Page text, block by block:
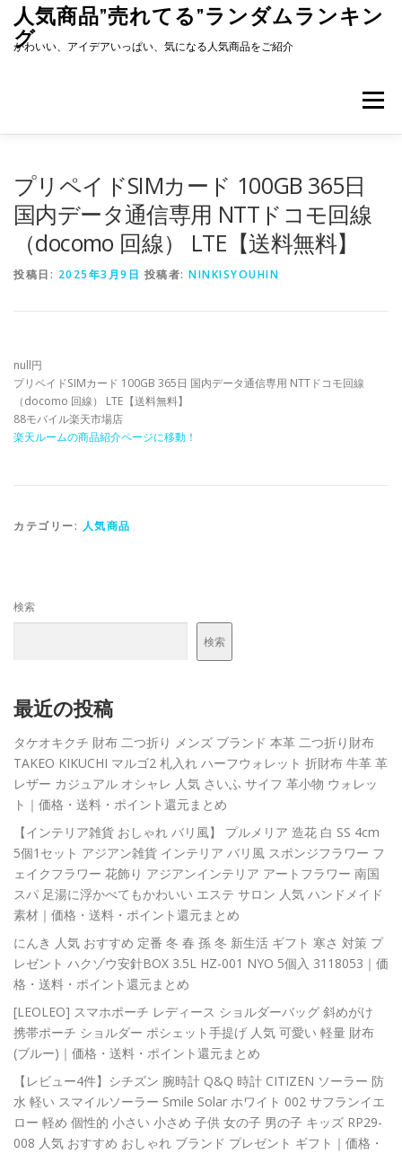
キ
人気商品”売れてる”ランダムランキン
グ
かわいい、アイデアいっぱい、気になる人気商品をご紹介
メニュー
プリペイドSIMカード 100GB 365日
国内データ通信専用 NTTドコモ回線
（docomo 回線） LTE【送料無料】
投稿日: 2025年3月9日 投稿者: NINKISYOUHIN
null円
プリペイドSIMカード 100GB 365日 国内データ通信専用 NTTドコモ回線
（docomo 回線） LTE【送料無料】
88モバイル楽天市場店
楽天ルームの商品紹介ページに移動！
カテゴリー: 人気商品
検索
検索
最近の投稿
タケオキクチ 財布 二つ折り メンズ ブランド 本革 二つ折り財布
TAKEO KIKUCHI マルゴ2 札入れ ハーフウォレット 折財布 牛革 革
レザー カジュアル オシャレ 人気 さいふ サイフ 革小物 ウォレッ
ト｜価格・送料・ポイント還元まとめ
【インテリア雑貨 おしゃれ バリ風】 プルメリア 造花 白 SS 4cm
5個1セット アジアン雑貨 インテリア バリ風 スポンジフラワー フ
ェイクフラワー 花飾り アジアンインテリア アートフラワー 南国
スパ 足湯に浮かべてもかわいい エステ サロン 人気 ハンドメイド
素材｜価格・送料・ポイント還元まとめ
にんき 人気 おすすめ 定番 冬 春 孫 冬 新生活 ギフト 寒さ 対策 プ
レゼント ハクゾウ安針BOX 3.5L HZ-001 NYO 5個入 3118053｜価
格・送料・ポイント還元まとめ
[LEOLEO] スマホポーチ レディース ショルダーバッグ 斜めがけ
携帯ポーチ ショルダー ポシェット手提げ 人気 可愛い 軽量 財布
(ブルー)｜価格・送料・ポイント還元まとめ
【レビュー4件】シチズン 腕時計 Q&Q 時計 CITIZEN ソーラー 防
水 軽い スマイルソーラー Smile Solar ホワイト 002 サフランイエ
ロー 軽め 個性的 小さい 小さめ 子供 女の子 男の子 キッズ RP29-
008 人気 おすすめ おしゃれ ブランド プレゼント ギフト｜価格・